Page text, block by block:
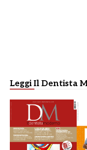
Leggi Il Dentista